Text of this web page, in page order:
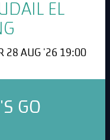
EL
28 AUG '26 19:00
GO